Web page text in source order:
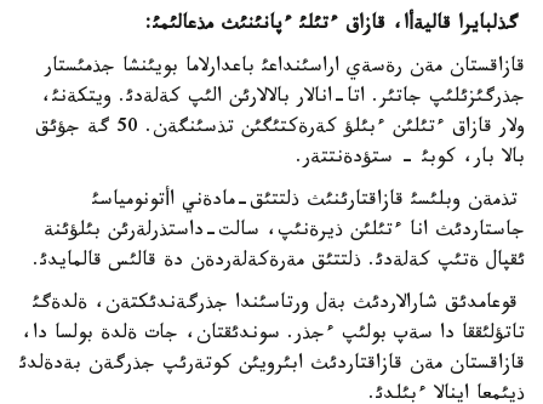
گذلبايرا قاليةأا، قازاق ءتئلئ ءپانئنئث مذعالئمئ:
قازاقستان مةن رةسةي اراسئنداعئ باعدارلاما بويئنشا جذمئستار
جذرگئزئلئپ جاتئر. اتا-انالار بالالارئن الئپ كةلةدئ. ويتكةنئ،
ولار قازاق ءتئلئن ءبئلؤ كةرةكتئگئن تذسئنگةن. 50 گة جؤئق
بالا بار، كوبئ - ستؤدةنتتةر.
تذمةن وبلئسئ قازاقتارئنئث ذلتتئق-مادةني اأتونومياسئ
جاستاردئث انا ءتئلئن ذيرةنئپ، سالت-داستذرلةرئن بئلؤئنة
ئقپال ةتئپ كةلةدئ. ذلتتئق مةرةكةلةردةن دة قالئس قالمايدئ.
قوعامدئق شارالاردئث بةل ورتاسئندا جذرگةندئكتةن، ةلدةگئ
تاتؤلئققا دا سةپ بولئپ ءجذر. سوندئقتان، جات ةلدة بولسا دا،
قازاقستان مةن قازاقتاردئث ابئرويئن كوتةرئپ جذرگةن بةدةلدئ
ذيئمعا اينالا ءبئلدئ.